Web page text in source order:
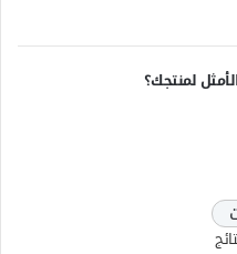
لمنتجك؟